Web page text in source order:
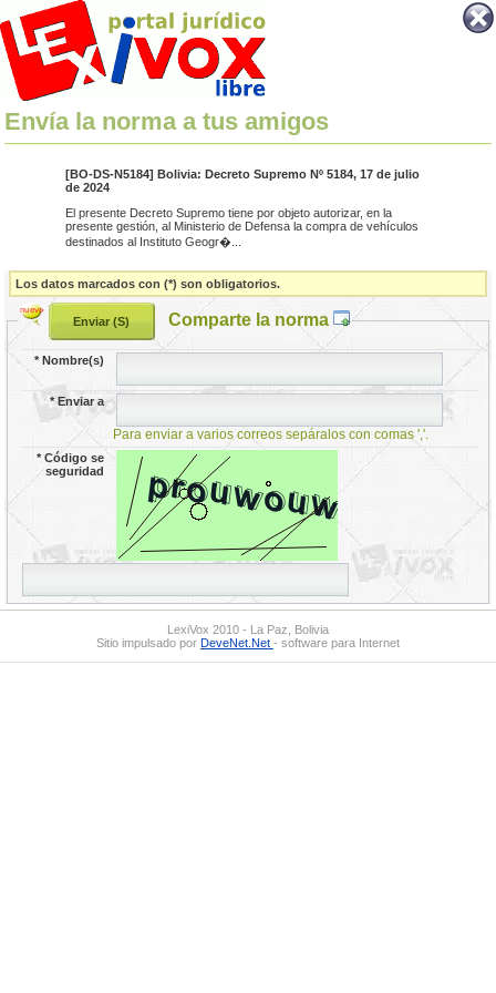
Envía la norma a tus amigos
[BO-DS-N5184] Bolivia: Decreto Supremo Nº 5184, 17 de julio
de 2024
El presente Decreto Supremo tiene por objeto autorizar, en la
presente gestión, al Ministerio de Defensa la compra de vehículos
destinados al Instituto Geogr�...
Los datos marcados con (*) son obligatorios.
Comparte la norma
*Nombre(s)
*Enviar a
Para enviar a varios correos sepáralos con comas ','.
*Código se
seguridad
LexiVox 2010 - La Paz, Bolivia
Sitio impulsado por DeveNet.Net - software para Internet